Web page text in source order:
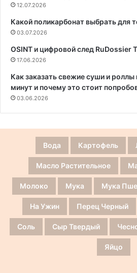
12.07.2026
Какой поликарбонат выбрать для
03.07.2026
OSINT и цифровой след RuDossier
17.06.2026
Как заказать свежие суши и
минут и почему это стоит
03.06.2026
Вода Картофель
Масло Растительное
Молоко Мука Мука
На Ужин Перец Черный
Соль Сыр Твердый
Яйцо